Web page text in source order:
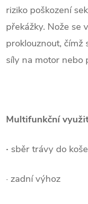
riziko poškození
překážky. Nože se
proklouznout, čímž
síly na motor nebo
Multifunkční
· sběr trávy do koše
· zadní výhoz